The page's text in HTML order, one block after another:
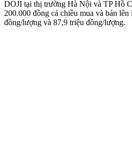
DOJI tại thị trường Hà Nội và TP Hồ
200.000 đồng cả chiều mua và bán
đồng/lượng và 87,9 triệu đồng/lượng.